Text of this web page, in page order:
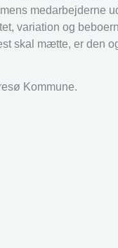
medarbejderne
variation og
skal mætte, er den
Kommune.